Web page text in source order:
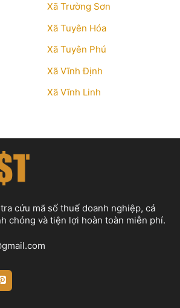
Xã Trường Sơn
Xã Tuyên Hóa
Xã Tuyên Phú
Xã Vĩnh Định
Xã Vĩnh Linh
cứu mã số thuế doanh nghiệp, cá
chóng và tiện lợi hoàn toàn miễn phí.